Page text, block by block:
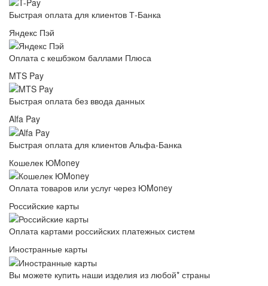
Быстрая оплата для клиентов Т-Банка
Яндекс Пэй
Оплата с кешбэком баллами Плюса
MTS Pay
Быстрая оплата без ввода данных
Alfa Pay
Быстрая оплата для клиентов Альфа-Банка
Кошелек ЮMoney
Оплата товаров или услуг через ЮMoney
Российские карты
Оплата картами российских платежных систем
Иностранные карты
Вы можете купить наши изделия из любой* страны